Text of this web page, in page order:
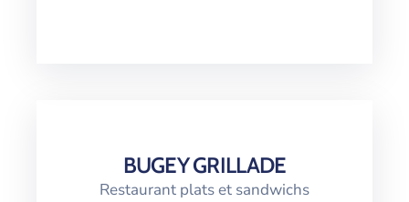
BUGEY GRILLADE
Restaurant plats et sandwichs